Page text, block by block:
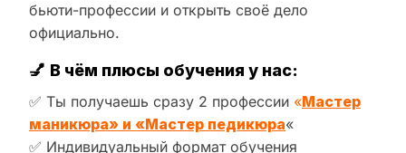
бьюти-профессии и открыть своё дело
официально.
💅 В чём плюсы обучения у нас:
✅ Ты получаешь сразу 2 профессии «Мастер
маникюра» и «Мастер педикюра«
✅ Индивидуальный формат обучения